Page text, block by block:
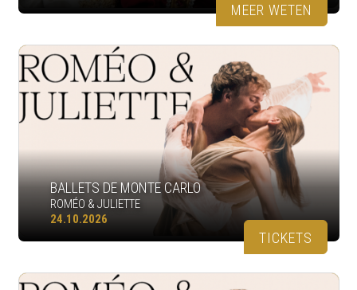
MEER WETEN
BALLETS DE MONTE CARLO
ROMÉO & JULIETTE
24.10.2026
TICKETS